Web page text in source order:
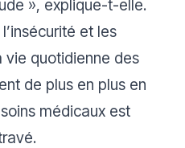
», explique-t-elle.
et les
vie quotidienne des
de plus en plus en
médicaux est